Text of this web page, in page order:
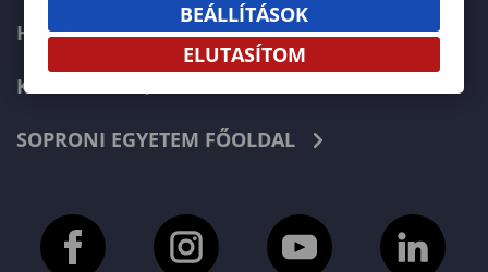
HÍREK
KAPCSOLAT
SOPRONI EGYETEM FŐOLDAL
BEÁLLÍTÁSOK
ELUTASÍTOM